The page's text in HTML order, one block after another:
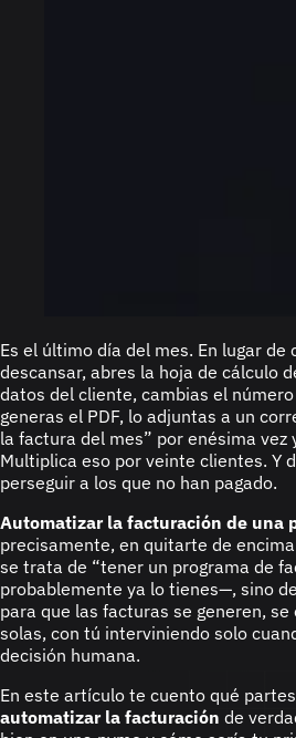
Es el último día del mes. En lugar de
descansar, abres la hoja de cálculo
datos del cliente, cambias el
generas el PDF, lo adjuntas a un
la factura del mes” por enésima vez
Multiplica eso por veinte clientes. Y
perseguir a los que no han pagado.
Automatizar la facturación de una
precisamente, en quitarte de
se trata de “tener un programa de
probablemente ya lo tienes—, sino
para que las facturas se generen,
solas, con tú interviniendo solo
decisión humana.
En este artículo te cuento qué
automatizar la facturación de